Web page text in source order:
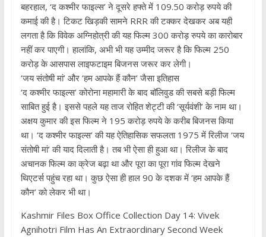
बहरहाल, ‘द कश्‍मीर फाइल्‍स’ ने दूसरे हफ्ते में 109.50 करोड़ रुपये की
कमाई की है। टिकट ख‍िड़की सामने RRR की टक्‍कर देखकर अब यही
लगता है कि विवेक अग्‍न‍िहोत्री की यह फिल्‍म 300 करोड़ रुपये का कारोबार
नहीं कर पाएगी। हालांकि, अभी भी यह उम्‍मीद जरूर है कि फिल्‍म 250
करोड़ के आसपास लाइफटाइम बिजनस जरूर कर लेगी।
‘जय संतोषी मां’ और ‘हम आपके हैं कौन’ जैसा इतिहास
‘द कश्‍मीर फाइल्‍स’ कोरोना महामारी के बाद बॉलिवुड की सबसे बड़ी फिल्‍म
साबित हुई है। इससे पहले यह ताज रोहित शेट्टी की ‘सूर्यवंशी’ के नाम था।
अक्षय कुमार की इस फिल्‍म ने 195 करोड़ रुपये के करीब बिजनस किया
था। ‘द कश्‍मीर फाइल्‍स’ की यह ऐतिहासिक सफलता 1975 में रिलीज ‘जय
संतोषी मां’ की याद दिलाती है। तब भी ऐसा ही हुआ था। रिलीज के बाद
अचानक फिल्‍म का क्रेज बढ़ा था और पूरा का पूरा गांव फिल्‍म देखने
थ‍िएटर्स पहुंच रहा था। कुछ ऐसा ही हाल 90 के दशक में ‘हम आपके हैं
कौन’ को लेकर भी था।
Kashmir Files Box Office Collection Day 14: Vivek
Agnihotri Film Has An Extraordinary Second Week